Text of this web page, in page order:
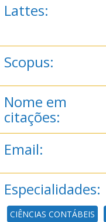
Lattes:
Scopus:
Nome em
citações:
Email:
Especialidades:
CIÊNCIAS CONTÁBEIS